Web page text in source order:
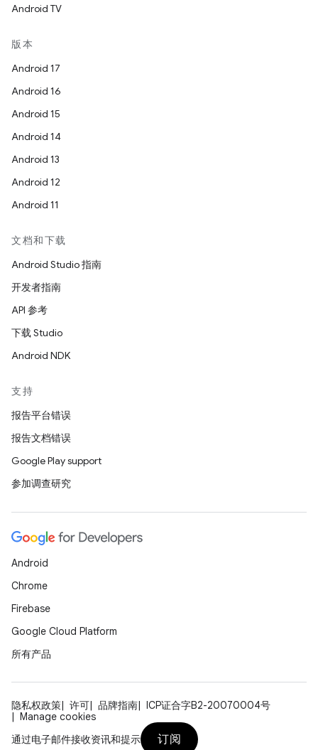
Android TV
版本
Android 17
Android 16
Android 15
Android 14
Android 13
Android 12
Android 11
文档和下载
Android Studio 指南
开发者指南
API 参考
下载 Studio
Android NDK
支持
报告平台错误
报告文档错误
Google Play support
参加调查研究
Android
Chrome
Firebase
Google Cloud Platform
所有产品
隐私权政策 许可 品牌指南
ICP证合字B2-20070004号
Manage cookies
通过电子邮件接收资讯和提示
订阅